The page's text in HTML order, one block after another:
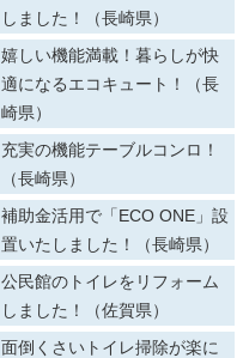
しました！（長崎県）
嬉しい機能満載！暮らしが快
適になるエコキュート！（長
崎県）
充実の機能テーブルコンロ！
（長崎県）
補助金活用で「ECO ONE」設
置いたしました！（長崎県）
公民館のトイレをリフォーム
しました！（佐賀県）
面倒くさいトイレ掃除が楽に